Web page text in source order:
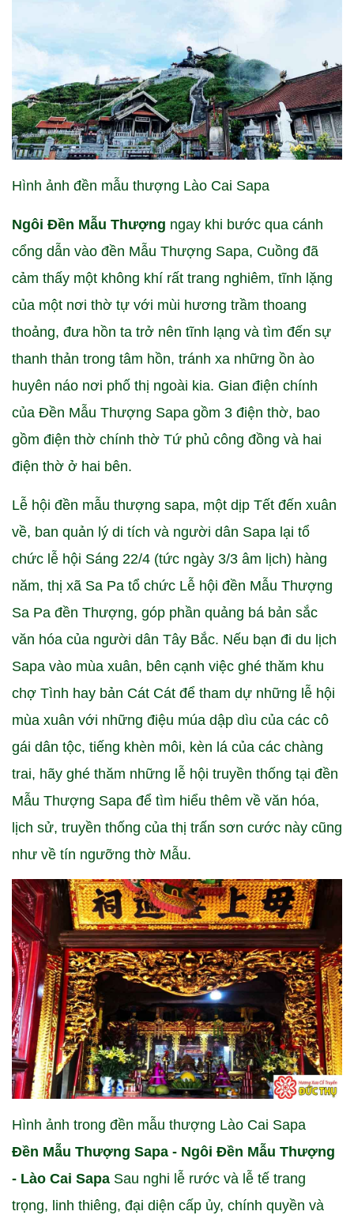
Hình ảnh đền mẫu thượng Lào Cai Sapa
Ngôi Đền Mẫu Thượng ngay khi bước qua cánh
cổng dẫn vào đền Mẫu Thượng Sapa, Cuồng đã
cảm thấy một không khí rất trang nghiêm, tĩnh lặng
của một nơi thờ tự với mùi hương trầm thoang
thoảng, đưa hồn ta trở nên tĩnh lạng và tìm đến sự
thanh thản trong tâm hồn, tránh xa những ồn ào
huyên náo nơi phố thị ngoài kia. Gian điện chính
của Đền Mẫu Thượng Sapa gồm 3 điện thờ, bao
gồm điện thờ chính thờ Tứ phủ công đồng và hai
điện thờ ở hai bên.
Lễ hội đền mẫu thượng sapa, một dịp Tết đến xuân
về, ban quản lý di tích và người dân Sapa lại tổ
chức lễ hội Sáng 22/4 (tức ngày 3/3 âm lịch) hàng
năm, thị xã Sa Pa tổ chức Lễ hội đền Mẫu Thượng
Sa Pa đền Thượng, góp phần quảng bá bản sắc
văn hóa của người dân Tây Bắc. Nếu bạn đi du lịch
Sapa vào mùa xuân, bên cạnh việc ghé thăm khu
chợ Tình hay bản Cát Cát để tham dự những lễ hội
mùa xuân với những điệu múa dập dìu của các cô
gái dân tộc, tiếng khèn môi, kèn lá của các chàng
trai, hãy ghé thăm những lễ hội truyền thống tại đền
Mẫu Thượng Sapa để tìm hiểu thêm về văn hóa,
lịch sử, truyền thống của thị trấn sơn cước này cũng
như về tín ngưỡng thờ Mẫu.
Hình ảnh trong đền mẫu thượng Lào Cai Sapa
Đền Mẫu Thượng Sapa - Ngôi Đền Mẫu Thượng
- Lào Cai Sapa Sau nghi lễ rước và lễ tế trang
trọng, linh thiêng, đại diện cấp ủy, chính quyền và